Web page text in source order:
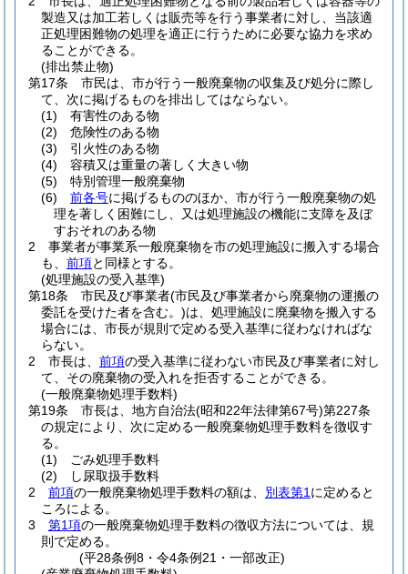
製造又は加工若しくは販売等を行う事業者に対し、当該適
正処理困難物の処理を適正に行うために必要な協力を求め
ることができる。
(排出禁止物)
第17条
市民は、市が行う一般廃棄物の収集及び処分に際し
て、次に掲げるものを排出してはならない。
(1)
有害性のある物
(2)
危険性のある物
(3)
引火性のある物
(4)
容積又は重量の著しく大きい物
(5)
特別管理一般廃棄物
(6)
前各号に掲げるもののほか、市が行う一般廃棄物の処
理を著しく困難にし、又は処理施設の機能に支障を及ぼ
すおそれのある物
2
事業者が事業系一般廃棄物を市の処理施設に搬入する場合
も、 前項と同様とする。
(処理施設の受入基準)
第18条
市民及び事業者(市民及び事業者から廃棄物の運搬の
委託を受けた者を含む。)は、処理施設に廃棄物を搬入する
場合には、市長が規則で定める受入基準に従わなければな
らない。
2
市長は、 前項の受入基準に従わない市民及び事業者に対し
て、その廃棄物の受入れを拒否することができる。
(一般廃棄物処理手数料)
第19条
市長は、地方自治法(昭和22年法律第67号)第227条
の規定により、次に定める一般廃棄物処理手数料を徴収す
る。
(1)
ごみ処理手数料
(2)
し尿取扱手数料
2
前項の一般廃棄物処理手数料の額は、 別表第1 に定めると
ころによる。
3
第1項の一般廃棄物処理手数料の徴収方法については、規
則で定める。
(平28条例8・令4条例21・一部改正)